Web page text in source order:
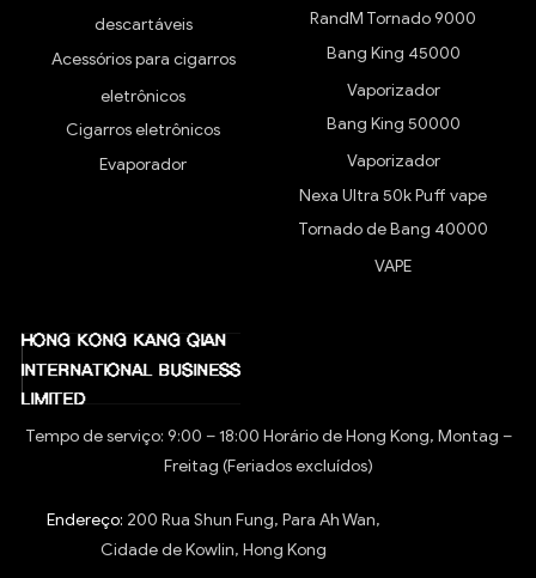
descartáveis
Acessórios para cigarros
eletrônicos
Cigarros eletrônicos
Evaporador
RandM Tornado 9000
Bang King 45000
Vaporizador
Bang King 50000
Vaporizador
Nexa Ultra 50k Puff vape
Tornado de Bang 40000
VAPE
Tempo de serviço: 9:00 – 18:00 Horário de Hong Kong, Montag –
Freitag (Feriados excluídos)
Endereço: 200 Rua Shun Fung, Para Ah Wan,
Cidade de Kowlin, Hong Kong